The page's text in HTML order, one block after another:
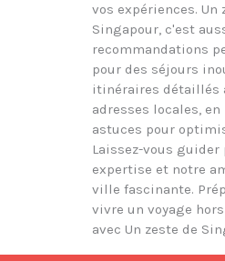
vos expériences. Un
Singapour, c'est
recommandations
pour des séjours
itinéraires détaillés
adresses locales,
astuces pour
Laissez-vous guider
expertise et notre
ville fascinante.
vivre un voyage
avec Un zeste de